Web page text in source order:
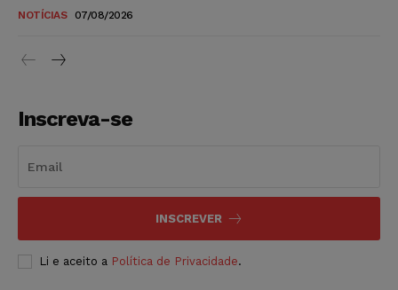
NOTÍCIAS 07/08/2026
Inscreva-se
INSCREVER
Li e aceito a Política de Privacidade.